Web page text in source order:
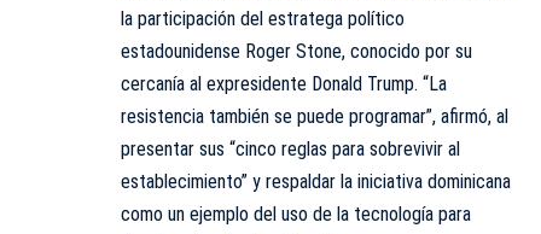
la participación del estratega político
estadounidense Roger Stone, conocido por su
cercanía al expresidente Donald Trump. “La
resistencia también se puede programar”, afirmó, al
presentar sus “cinco reglas para sobrevivir al
establecimiento” y respaldar la iniciativa dominicana
como un ejemplo del uso de la tecnología para